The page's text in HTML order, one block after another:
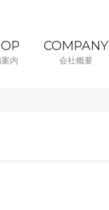
内
COMPANY
会社概要